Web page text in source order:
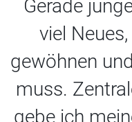
Gerade
viel
gewöhnen
muss.
gebe ich